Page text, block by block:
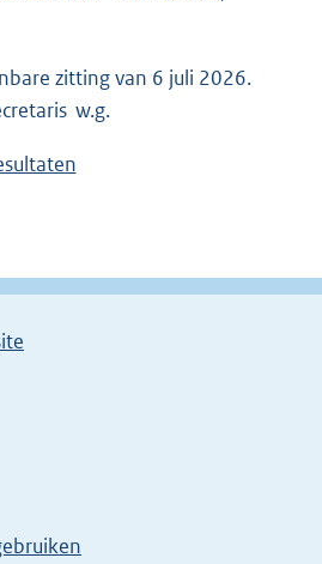
zitting van 6 juli 2026.
w.g.